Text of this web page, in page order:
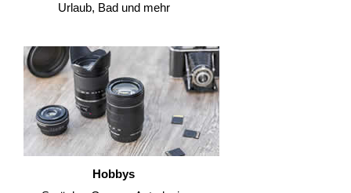
Urlaub, Bad und mehr
Hobbys